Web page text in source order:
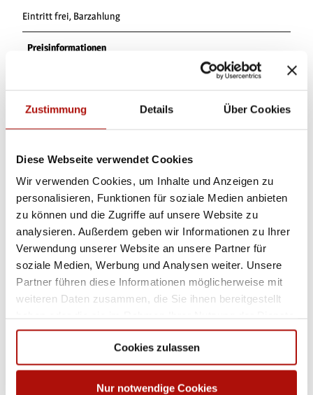
Zustimmung Details Über Cookies
Diese Webseite verwendet Cookies
Wir verwenden Cookies, um Inhalte und Anzeigen zu
personalisieren, Funktionen für soziale Medien anbieten
zu können und die Zugriffe auf unsere Website zu
analysieren. Außerdem geben wir Informationen zu Ihrer
Verwendung unserer Website an unsere Partner für
soziale Medien, Werbung und Analysen weiter. Unsere
Partner führen diese Informationen möglicherweise mit
weiteren Daten zusammen, die Sie ihnen bereitgestellt
gesammelt haben.
Cookies zulassen
Nur notwendige Cookies
Eintritt frei, Barzahlung
Preisinformationen
Statt einer Teilnahmegebühr freuen wir uns über eine Spende
Ansprechpartner:in
Tourist-Information Willingen
Organisation
Tourist-Information Willingen
Lizenz (Stammdaten)
Tourist-Information Willingen